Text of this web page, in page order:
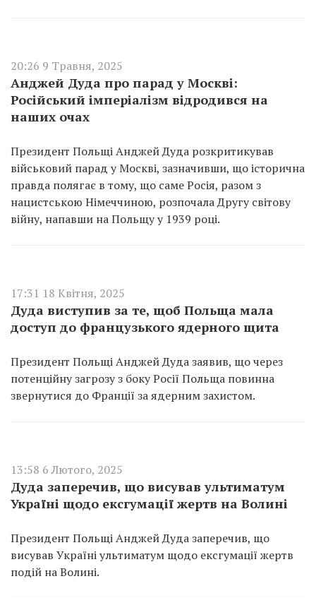
20:26 9 Травня, 2025
Анджей Дуда про парад у Москві:
Російський імперіалізм відродився на
наших очах
Президент Польщі Анджей Дуда розкритикував
військовий парад у Москві, зазначивши, що історична
правда полягає в тому, що саме Росія, разом з
нацистською Німеччиною, розпочала Другу світову
війну, напавши на Польщу у 1939 році.
17:31 18 Квітня, 2025
Дуда виступив за те, щоб Польща мала
доступ до французького ядерного щита
Президент Польщі Анджей Дуда заявив, що через
потенційну загрозу з боку Росії Польща повинна
звернутися до Франції за ядерним захистом.
13:58 6 Лютого, 2025
Дуда заперечив, що висував ультиматум
Україні щодо ексгумації жертв на Волині
Президент Польщі Анджей Дуда заперечив, що
висував Україні ультиматум щодо ексгумації жертв
подій на Волині.